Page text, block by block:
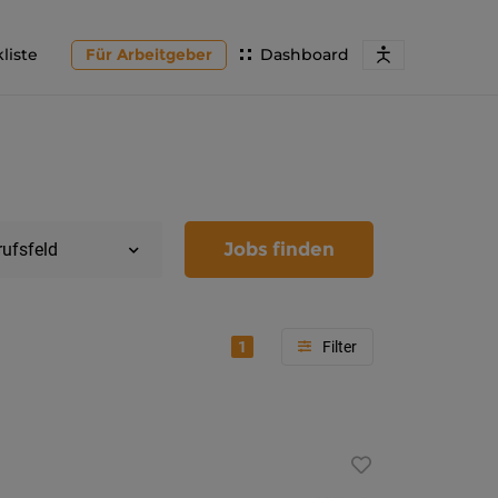
Dashboard
Für Arbeitgeber
Jobs finden
1